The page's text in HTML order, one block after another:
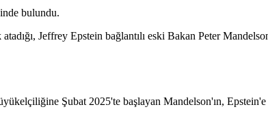
bulundu.
Jeffrey Epstein bağlantılı eski Bakan Peter
Şubat 2025'te başlayan Mandelson'ın,